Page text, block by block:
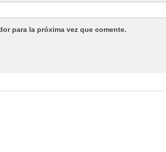
para la próxima vez que comente.